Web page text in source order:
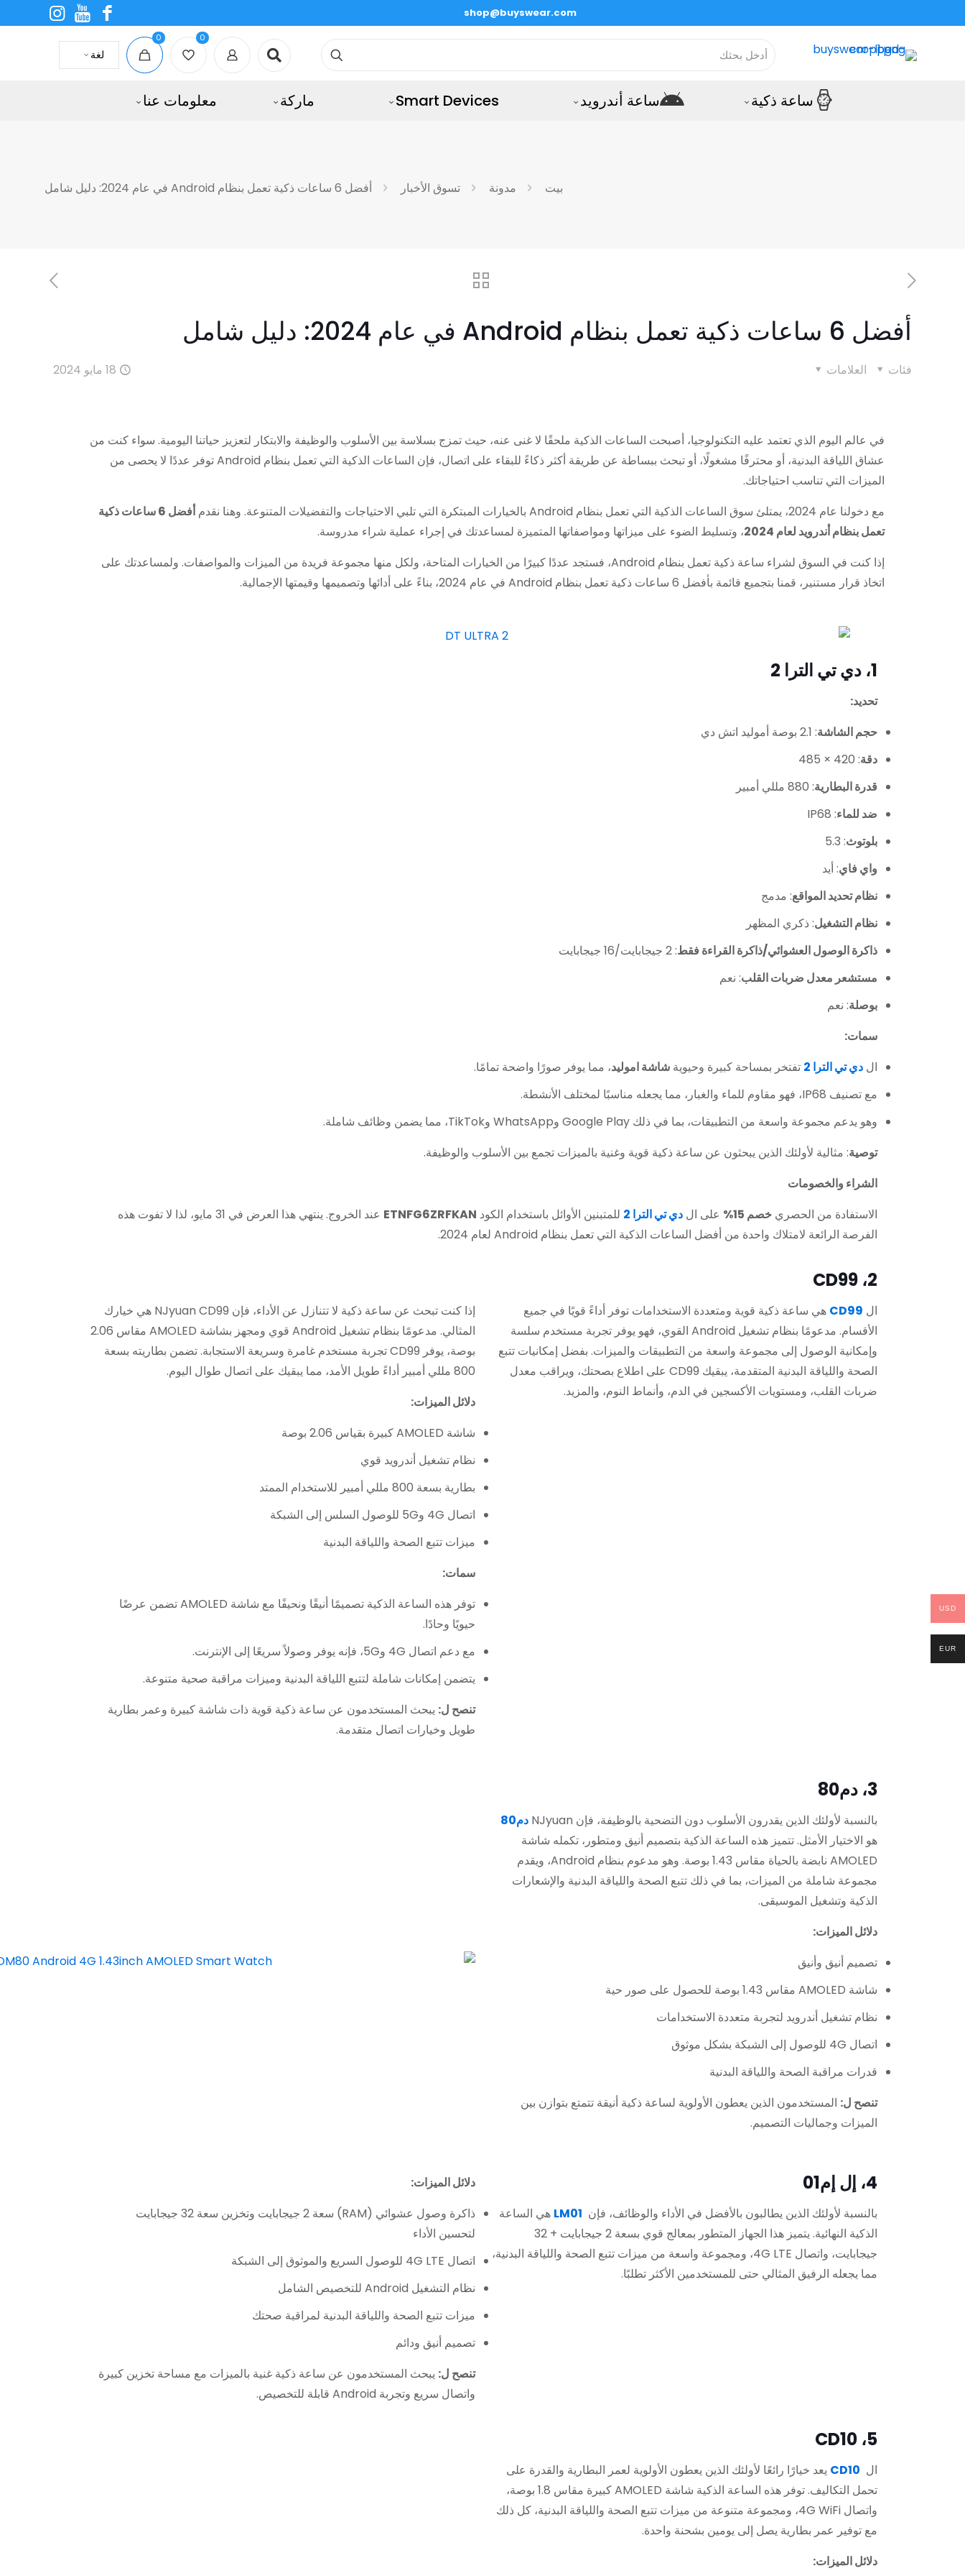
shop@buyswear.com
0
0
لغة
ساعة ذكية ساعة أندرويد Smart Devices ماركة معلومات عنا
بيت مدونة تسوق الأخبار أفضل 6 ساعات ذكية تعمل بنظام Android في عام 2024: دليل شامل
أفضل 6 ساعات ذكية تعمل بنظام Android في عام 2024: دليل شامل
18 مايو 2024 فئات العلامات
في عالم اليوم الذي تعتمد عليه التكنولوجيا، أصبحت الساعات الذكية ملحقًا لا غنى عنه، حيث تمزج بسلاسة بين الأسلوب والوظيفة والابتكار لتعزيز حياتنا اليومية. سواء كنت من
عشاق اللياقة البدنية، أو محترفًا مشغولًا، أو تبحث ببساطة عن طريقة أكثر ذكاءً للبقاء على اتصال، فإن الساعات الذكية التي تعمل بنظام Android توفر عددًا لا يحصى من
الميزات التي تناسب احتياجاتك.
مع دخولنا عام 2024، يمتلئ سوق الساعات الذكية التي تعمل بنظام Android بالخيارات المبتكرة التي تلبي الاحتياجات والتفضيلات المتنوعة. وهنا نقدم
أفضل 6 ساعات ذكية
تعمل بنظام أندرويد لعام 2024
، وتسليط الضوء على ميزاتها ومواصفاتها المتميزة لمساعدتك في إجراء عملية شراء مدروسة.
إذا كنت في السوق لشراء ساعة ذكية تعمل بنظام Android، فستجد عددًا كبيرًا من الخيارات المتاحة، ولكل منها مجموعة فريدة من الميزات والمواصفات. ولمساعدتك على
اتخاذ قرار مستنير، قمنا بتجميع قائمة بأفضل 6 ساعات ذكية تعمل بنظام Android في عام 2024، بناءً على أدائها وتصميمها وقيمتها الإجمالية.
1، دي تي الترا 2
تحديد:
حجم الشاشة: 2.1 بوصة أموليد اتش دي
دقة: 420 × 485
قدرة البطارية: 880 مللي أمبير
ضد للماء: IP68
بلوتوث: 5.3
واي فاي: أيد
نظام تحديد المواقع: مدمج
نظام التشغيل: ذكري المظهر
ذاكرة الوصول العشوائي/ذاكرة القراءة فقط: 2 جيجابايت/16 جيجابايت
مستشعر معدل ضربات القلب: نعم
بوصلة: نعم
سمات:
ال دي تي الترا 2 تفتخر بمساحة كبيرة وحيوية شاشة اموليد، مما يوفر صورًا واضحة تمامًا.
مع تصنيف IP68، فهو مقاوم للماء والغبار، مما يجعله مناسبًا لمختلف الأنشطة.
وهو يدعم مجموعة واسعة من التطبيقات، بما في ذلك Google Play وWhatsApp وTikTok، مما يضمن وظائف شاملة.
توصية: مثالية لأولئك الذين يبحثون عن ساعة ذكية قوية وغنية بالميزات تجمع بين الأسلوب والوظيفة.
الشراء والخصومات
الاستفادة من الحصري خصم 15% على ال دي تي الترا 2 للمتبنين الأوائل باستخدام الكود ETNFG6ZRFKAN
عند الخروج. ينتهي هذا العرض في 31 مايو، لذا لا تفوت هذه
الفرصة الرائعة لامتلاك واحدة من أفضل الساعات الذكية التي تعمل بنظام Android لعام 2024.
2، CD99
ال CD99 هي ساعة ذكية قوية ومتعددة الاستخدامات توفر أداءً قويًا في جميع
الأقسام. مدعومًا بنظام تشغيل Android القوي، فهو يوفر تجربة مستخدم سلسة
وإمكانية الوصول إلى مجموعة واسعة من التطبيقات والميزات. بفضل إمكانيات تتبع
الصحة واللياقة البدنية المتقدمة، يبقيك CD99 على اطلاع بصحتك، ويراقب معدل
ضربات القلب، ومستويات الأكسجين في الدم، وأنماط النوم، والمزيد.
إذا كنت تبحث عن ساعة ذكية لا تتنازل عن الأداء، فإن NJyuan CD99 هي خيارك
المثالي. مدعومًا بنظام تشغيل Android قوي ومجهز بشاشة AMOLED مقاس 2.06
بوصة، يوفر CD99 تجربة مستخدم غامرة وسريعة الاستجابة. تضمن بطاريته بسعة
800 مللي أمبير أداءً طويل الأمد، مما يبقيك على اتصال طوال اليوم.
دلائل الميزات:
شاشة AMOLED كبيرة بقياس 2.06 بوصة
نظام تشغيل أندرويد قوي
بطارية بسعة 800 مللي أمبير للاستخدام الممتد
اتصال 4G و5G للوصول السلس إلى الشبكة
ميزات تتبع الصحة واللياقة البدنية
سمات:
توفر هذه الساعة الذكية تصميمًا أنيقًا ونحيفًا مع شاشة AMOLED تضمن عرضًا
حيويًا وحادًا.
مع دعم اتصال 4G و5G، فإنه يوفر وصولاً سريعًا إلى الإنترنت.
يتضمن إمكانات شاملة لتتبع اللياقة البدنية وميزات مراقبة صحية متنوعة.
تنصح ل: يبحث المستخدمون عن ساعة ذكية قوية ذات شاشة كبيرة وعمر بطارية
طويل وخيارات اتصال متقدمة.
3، دم80
بالنسبة لأولئك الذين يقدرون الأسلوب دون التضحية بالوظيفة، فإن NJyuan
دم80
هو الاختيار الأمثل. تتميز هذه الساعة الذكية بتصميم أنيق ومتطور، تكمله شاشة
AMOLED نابضة بالحياة مقاس 1.43 بوصة. وهو مدعوم بنظام Android، ويقدم
مجموعة شاملة من الميزات، بما في ذلك تتبع الصحة واللياقة البدنية والإشعارات
الذكية وتشغيل الموسيقى.
دلائل الميزات:
تصميم أنيق وأنيق
شاشة AMOLED مقاس 1.43 بوصة للحصول على صور حية
نظام تشغيل أندرويد لتجربة متعددة الاستخدامات
اتصال 4G للوصول إلى الشبكة بشكل موثوق
قدرات مراقبة الصحة واللياقة البدنية
تنصح ل: المستخدمون الذين يعطون الأولوية لساعة ذكية أنيقة تتمتع بتوازن بين
الميزات وجماليات التصميم.
4، إل إم01
بالنسبة لأولئك الذين يطالبون بالأفضل في الأداء والوظائف، فإن LM01 هي الساعة
الذكية النهائية. يتميز هذا الجهاز المتطور بمعالج قوي بسعة 2 جيجابايت + 32
جيجابايت، واتصال 4G LTE، ومجموعة واسعة من ميزات تتبع الصحة واللياقة البدنية،
مما يجعله الرفيق المثالي حتى للمستخدمين الأكثر تطلبًا.
دلائل الميزات:
ذاكرة وصول عشوائي (RAM) سعة 2 جيجابايت وتخزين سعة 32 جيجابايت
لتحسين الأداء
اتصال 4G LTE للوصول السريع والموثوق إلى الشبكة
نظام التشغيل Android للتخصيص الشامل
ميزات تتبع الصحة واللياقة البدنية لمراقبة صحتك
تصميم أنيق ودائم
تنصح ل: يبحث المستخدمون عن ساعة ذكية غنية بالميزات مع مساحة تخزين كبيرة
واتصال سريع وتجربة Android قابلة للتخصيص.
5، CD10
ال CD10 يعد خيارًا رائعًا لأولئك الذين يعطون الأولوية لعمر البطارية والقدرة على
تحمل التكاليف. توفر هذه الساعة الذكية شاشة AMOLED كبيرة مقاس 1.8 بوصة،
واتصال 4G WiFi، ومجموعة متنوعة من ميزات تتبع الصحة واللياقة البدنية، كل ذلك
مع توفير عمر بطارية يصل إلى يومين بشحنة واحدة.
دلائل الميزات:
USD
EUR